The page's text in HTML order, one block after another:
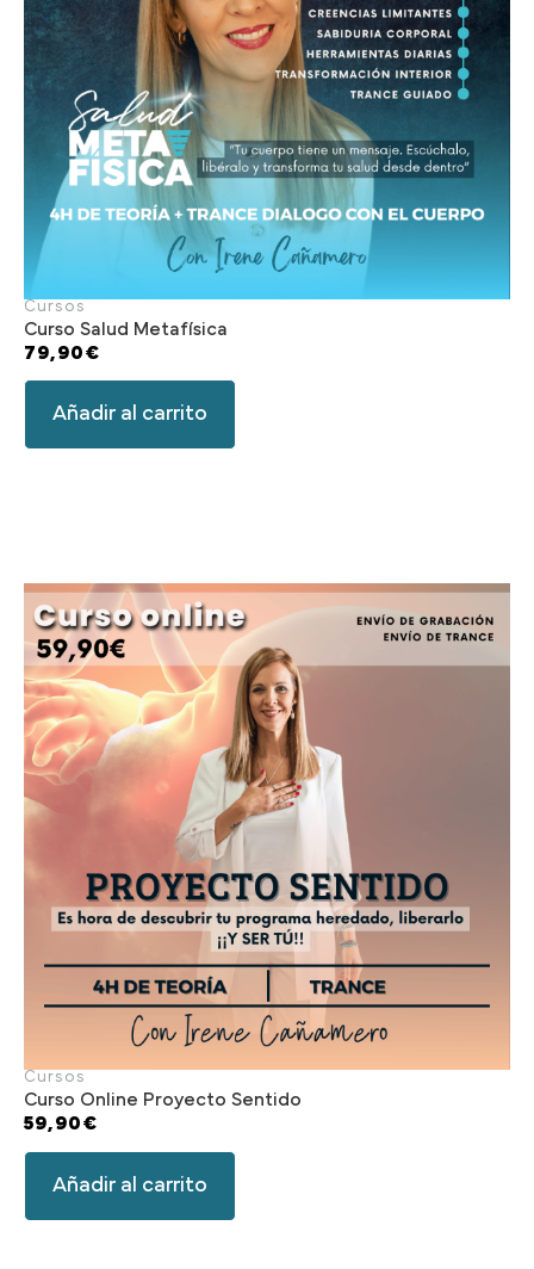
Cursos
Curso Salud Metafísica
79,90€
Añadir al carrito
Cursos
Curso Online Proyecto Sentido
59,90€
Añadir al carrito